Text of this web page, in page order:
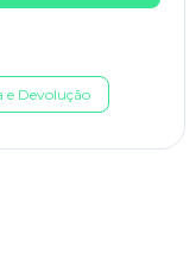
e Devolução